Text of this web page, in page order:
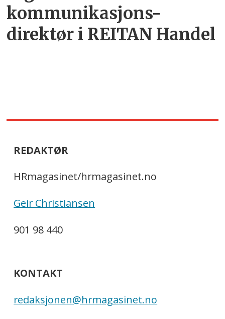
kommunikasjons-
direktør i REITAN Handel
REDAKTØR
HRmagasinet/hrmagasinet.no
Geir Christiansen
901 98 440
KONTAKT
redaksjonen@hrmagasinet.no